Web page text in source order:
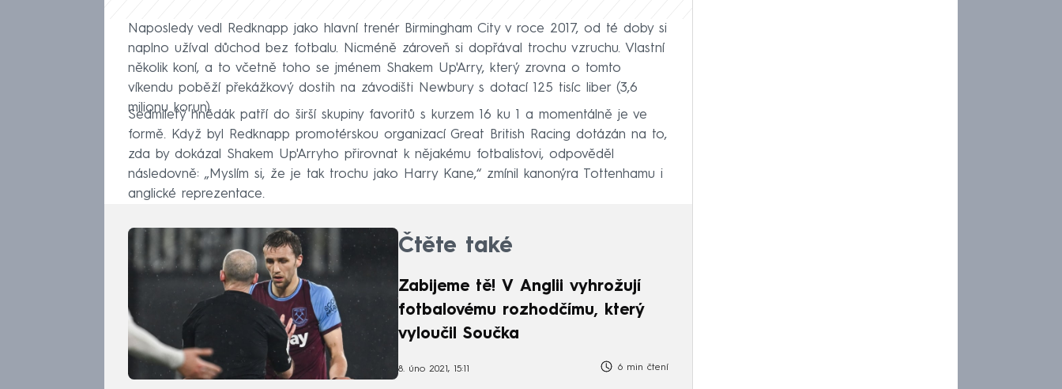
Naposledy vedl Redknapp jako hlavní trenér Birmingham City v roce 2017, od té doby si
naplno užíval důchod bez fotbalu. Nicméně zároveň si dopřával trochu vzruchu. Vlastní
několik koní, a to včetně toho se jménem Shakem Up'Arry, který zrovna o tomto
víkendu poběží překážkový dostih na závodišti Newbury s dotací 125 tisíc liber (3,6
milionu korun).
Sedmiletý hnědák patří do širší skupiny favoritů s kurzem 16 ku 1 a momentálně je ve
formě. Když byl Redknapp promotérskou organizací Great British Racing dotázán na to,
zda by dokázal Shakem Up'Arryho přirovnat k nějakému fotbalistovi, odpověděl
následovně: „Myslím si, že je tak trochu jako Harry Kane,“ zmínil kanonýra Tottenhamu i
anglické reprezentace.
Čtěte také
Zabijeme tě! V Anglii vyhrožují
fotbalovému rozhodčímu, který
vyloučil Součka
8. úno 2021, 15:11 6 min čtení